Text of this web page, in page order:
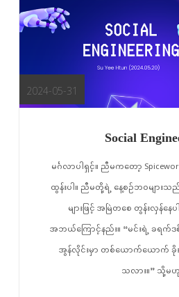
2024-05-31
Social
မင်္ဂလာပါရှင့်။ ညီမကတော့
ထွန်းပါ။ ညီမတို့ရဲ့ နေ့စဉ်ဘဝများသ
များဖြင့် အမြဲတစေ တွန်းလှန်
အဘယ်ကြောင့်နည်း။ “မင်းရဲ့ ခ
အွန်လိုင်းမှာ တစ်ယောက်ယောက် ခိုး
သလား။” သို့